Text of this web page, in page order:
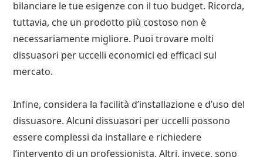
bilanciare le tue esigenze con il tuo budget. Ricorda,
tuttavia, che un prodotto più costoso non è
necessariamente migliore. Puoi trovare molti
dissuasori per uccelli economici ed efficaci sul
mercato.
Infine, considera la facilità d’installazione e d’uso del
dissuasore. Alcuni dissuasori per uccelli possono
essere complessi da installare e richiedere
l’intervento di un professionista. Altri, invece, sono